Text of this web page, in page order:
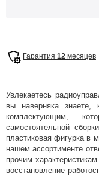
Гарантия 12 месяцев
Увлекаетесь
вы наверняка знаете,
комплектующим,
самостоятельной
пластиковая фигурка в
нашем ассортименте
прочим
восстановление